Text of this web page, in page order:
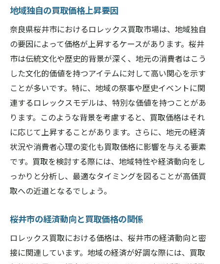
地域独自の買取価格上昇要因
奈良県桜井市におけるロレックス買取市場は、地域独自
の要因によって価格が上昇するケースがあります。桜井
市は伝統文化や歴史的背景が深く、地元の消費者はこう
した文化的価値を持つアイテムに対して高い関心を示す
ことが多いです。特に、地域の祭事や歴史イベントに関
連するロレックスモデルは、特別な価値を持つことがあ
ります。このような背景を考慮すると、買取価格はそれ
に応じて上昇することがあります。さらに、地元の経済
状況や消費者心理の変化も買取価格に影響を与える要素
です。買取を検討する際には、地域特性や経済動向をし
っかりと分析し、最適なタイミングを図ることが高価買
取への近道となるでしょう。
桜井市の経済動向と買取価格の関係
ロレックス買取における価格は、桜井市の経済動向と密
接に関連しています。地域の経済が好調な際には、買取